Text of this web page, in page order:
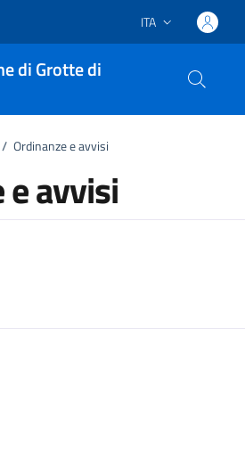
Lingua attiva:
ITA
di Grotte di
/ Ordinanze e avvisi
avvisi